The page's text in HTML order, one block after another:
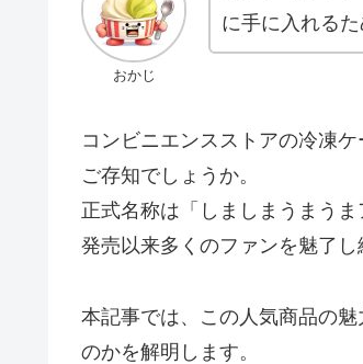
おかじ
に手に入れる
コンビニエンスストアの冷凍
ご存知でしょうか。
正式名称は「しましまうまう
発売以来多くのファンを魅了し
本記事では、この人気商品の
のかを解明します。